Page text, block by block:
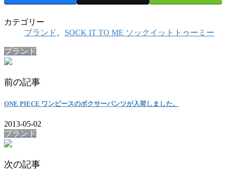
カテゴリー
ブランド
SOCK IT TO ME ソックイットトゥーミー
ブランド
前の記事
ONE PIECE ワンピースのボクサーパンツが入荷しました。
2013-05-02
ブランド
次の記事